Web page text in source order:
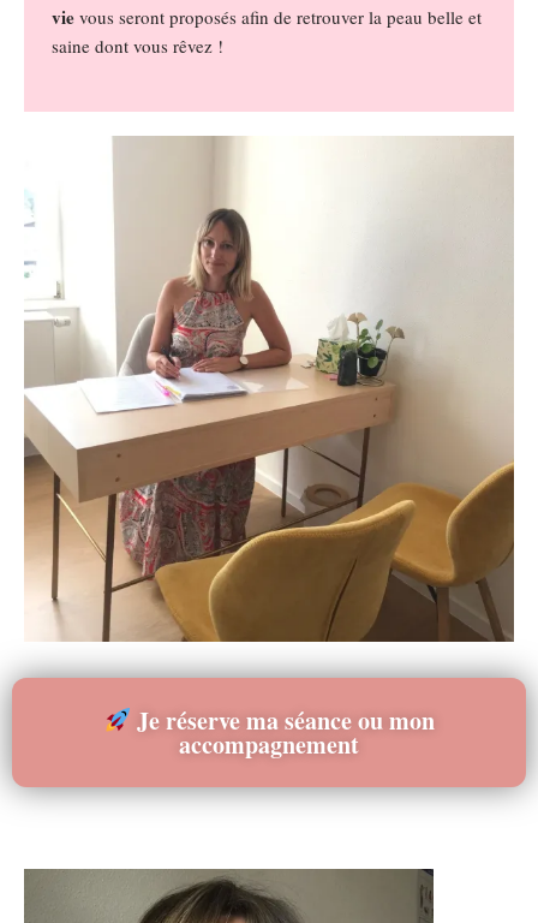
vie vous seront proposés afin de retrouver la peau belle et
saine dont vous rêvez !
Je réserve ma séance ou mon
accompagnement